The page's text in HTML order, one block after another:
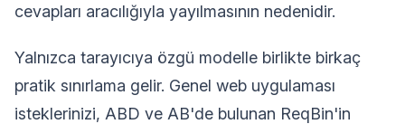
cevapları aracılığıyla yayılmasının nedenidir.
Yalnızca tarayıcıya özgü modelle birlikte birkaç
pratik sınırlama gelir. Genel web uygulaması
isteklerinizi, ABD ve AB'de bulunan ReqBin'in